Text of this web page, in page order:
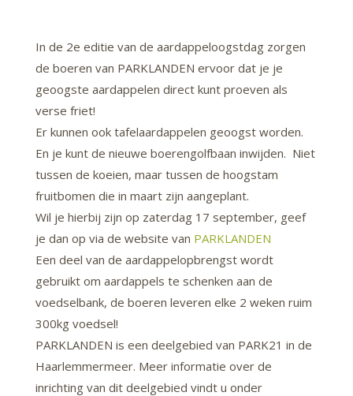
In de 2e editie van de aardappeloogstdag zorgen
de boeren van PARKLANDEN ervoor dat je je
geoogste aardappelen direct kunt proeven als
verse friet!
Er kunnen ook tafelaardappelen geoogst worden.
En je kunt de nieuwe boerengolfbaan inwijden. Niet
tussen de koeien, maar tussen de hoogstam
fruitbomen die in maart zijn aangeplant.
Wil je hierbij zijn op zaterdag 17 september, geef
je dan op via de website van PARKLANDEN
Een deel van de aardappelopbrengst wordt
gebruikt om aardappels te schenken aan de
voedselbank, de boeren leveren elke 2 weken ruim
300kg voedsel!
PARKLANDEN is een deelgebied van PARK21 in de
Haarlemmermeer. Meer informatie over de
inrichting van dit deelgebied vindt u onder